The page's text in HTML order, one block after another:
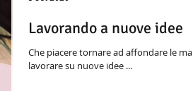
Lavorando a nuove idee
Che piacere tornare ad affondare le
lavorare su nuove idee ...